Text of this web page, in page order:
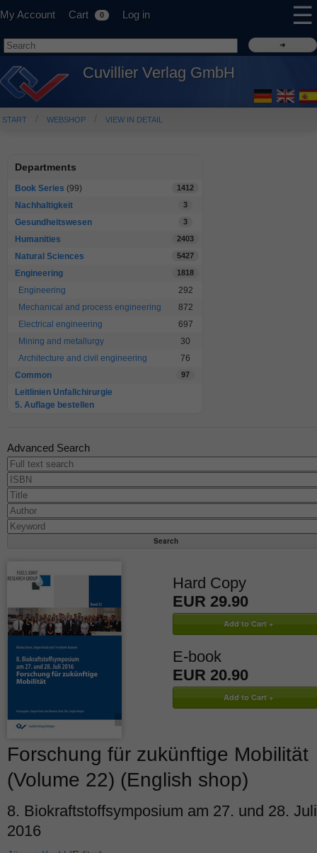
My Account Cart 0 Log in ☰
Cuvillier Verlag GmbH
START WEBSHOP VIEW IN DETAIL
Departments
Book Series (99) 1412
Nachhaltigkeit 3
Gesundheitswesen 3
Humanities 2403
Natural Sciences 5427
Engineering 1818
Engineering
292
Mechanical and process engineering
872
Electrical engineering
697
Mining and metallurgy
30
Architecture and civil engineering
76
Common
97
Leitlinien Unfallchirurgie
5. Auflage bestellen
Advanced Search
Hard Copy
EUR 29.90
E-book
EUR 20.90
Forschung für zukünftige Mobilität
(Volume 22) (English shop)
8. Biokraftstoffsymposium am 27. und 28. Juli
2016